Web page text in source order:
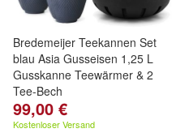
Bredemeijer Teekannen Set
blau Asia Gusseisen 1,25 L
Gusskanne Teewärmer & 2
Tee-Bech
99,00 €
Kostenloser Versand